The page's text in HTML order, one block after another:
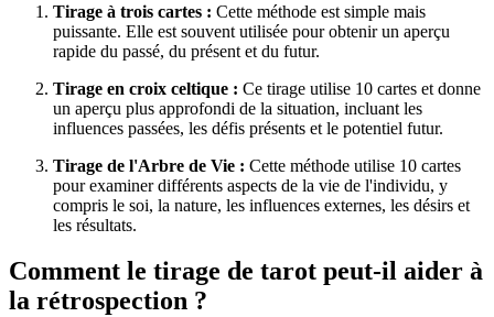
Tirage à trois cartes : Cette méthode est simple mais
puissante. Elle est souvent utilisée pour obtenir un aperçu
rapide du passé, du présent et du futur.
Tirage en croix celtique : Ce tirage utilise 10 cartes et donne
un aperçu plus approfondi de la situation, incluant les
influences passées, les défis présents et le potentiel futur.
Tirage de l'Arbre de Vie : Cette méthode utilise 10 cartes
pour examiner différents aspects de la vie de l'individu, y
compris le soi, la nature, les influences externes, les désirs et
les résultats.
Comment le tirage de tarot peut-il aider à
la rétrospection ?